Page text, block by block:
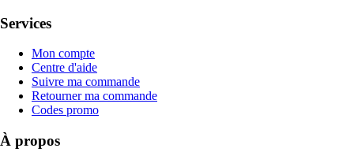
Services
Mon compte
Centre d'aide
Suivre ma commande
Retourner ma commande
Codes promo
À propos